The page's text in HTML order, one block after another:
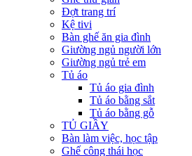
Đợt trang trí
Kệ tivi
Bàn ghế ăn gia đình
Giường ngủ người lớn
Giường ngủ trẻ em
Tủ áo
Tủ áo gia đình
Tủ áo bằng sắt
Tủ áo bằng gỗ
TỦ GIẦY
Bàn làm việc, học tập
Ghế công thái học